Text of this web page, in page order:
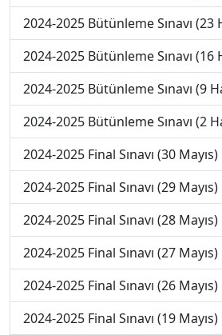
2024-2025 Bütünleme Sınavı (23
2024-2025 Bütünleme Sınavı (16
2024-2025 Bütünleme Sınavı (9
2024-2025 Bütünleme Sınavı (2
2024-2025 Final Sınavı (30 Mayıs)
2024-2025 Final Sınavı (29 Mayıs)
2024-2025 Final Sınavı (28 Mayıs)
2024-2025 Final Sınavı (27 Mayıs)
2024-2025 Final Sınavı (26 Mayıs)
2024-2025 Final Sınavı (19 Mayıs)